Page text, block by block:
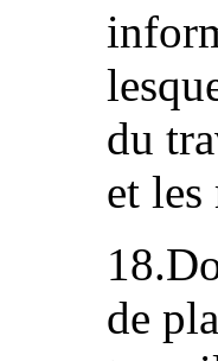
du
et les
de